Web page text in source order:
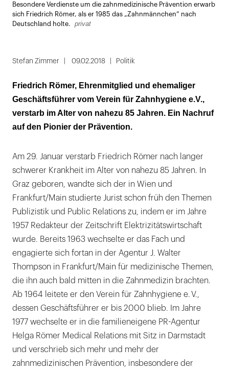
öffnen
Besondere Verdienste um die zahnmedizinische Prävention erwarb
sich Friedrich Römer, als er 1985 das „Zahnmännchen“ nach
Deutschland holte.
privat
Stefan Zimmer 09.02.2018 Politik
Friedrich Römer, Ehrenmitglied und ehemaliger
Geschäftsführer vom Verein für Zahnhygiene e.V.,
verstarb im Alter von nahezu 85 Jahren. Ein Nachruf
auf den Pionier der Prävention.
Am 29. Januar verstarb Friedrich Römer nach langer
schwerer Krankheit im Alter von nahezu 85 Jahren. In
Graz geboren, wandte sich der in Wien und
Frankfurt/Main studierte Jurist schon früh den Themen
Publizistik und Public Relations zu, indem er im Jahre
1957 Redakteur der Zeitschrift Elektrizitätswirtschaft
wurde. Bereits 1963 wechselte er das Fach und
engagierte sich fortan in der Agentur J. Walter
Thompson in Frankfurt/Main für medizinische Themen,
die ihn auch bald mitten in die Zahnmedizin brachten.
Ab 1964 leitete er den Verein für Zahnhygiene e. V.,
dessen Geschäftsführer er bis 2000 blieb. Im Jahre
1977 wechselte er in die familieneigene PR-Agentur
Helga Römer Medical Relations mit Sitz in Darmstadt
und verschrieb sich mehr und mehr der
zahnmedizinischen Prävention, insbesondere der